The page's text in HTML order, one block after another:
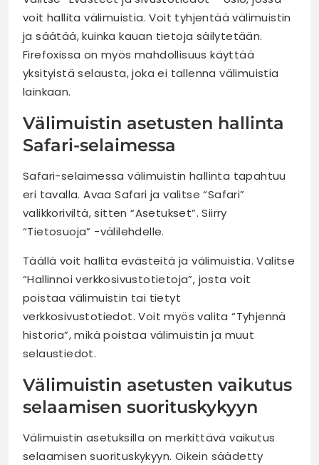
voit hallita välimuistia. Voit tyhjentää välimuistin
ja säätää, kuinka kauan tietoja säilytetään.
Firefoxissa on myös mahdollisuus käyttää
yksityistä selausta, joka ei tallenna välimuistia
lainkaan.
Välimuistin asetusten hallinta
Safari-selaimessa
Safari-selaimessa välimuistin hallinta tapahtuu
eri tavalla. Avaa Safari ja valitse “Safari”
valikkoriviltä, sitten “Asetukset”. Siirry
“Tietosuoja” -välilehdelle.
Täällä voit hallita evästeitä ja välimuistia. Valitse
“Hallinnoi verkkosivustotietoja”, josta voit
poistaa välimuistin tai tietyt
verkkosivustotiedot. Voit myös valita “Tyhjennä
historia”, mikä poistaa välimuistin ja muut
selaustiedot.
Välimuistin asetusten vaikutus
selaamisen suorituskykyyn
Välimuistin asetuksilla on merkittävä vaikutus
selaamisen suorituskykyyn. Oikein säädetty